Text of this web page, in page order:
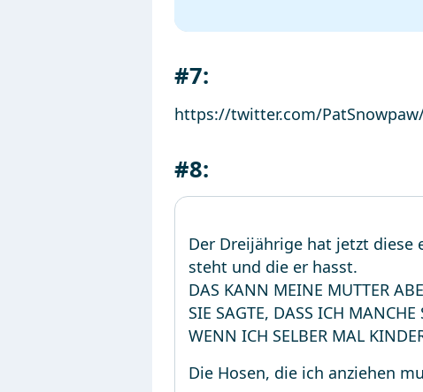
#7:
https://twitter.com/
#8:
Der Dreijährige hat jetzt diese
steht und die er hasst.
DAS KANN MEINE MUTTER
SIE SAGTE, DASS ICH MANCHE
WENN ICH SELBER MAL
Die Hosen, die ich anziehen